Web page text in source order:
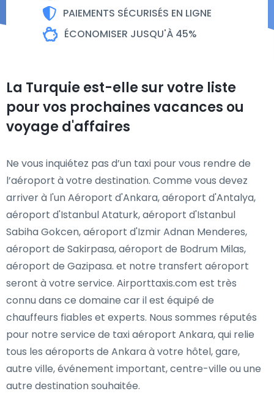
PAIEMENTS SÉCURISÉS EN LIGNE
ÉCONOMISER JUSQU'À 45%
La Turquie est-elle sur votre liste
pour vos prochaines vacances ou
voyage d'affaires
Ne vous inquiétez pas d’un taxi pour vous rendre de
l’aéroport à votre destination. Comme vous devez
arriver à l'un Aéroport d'Ankara, aéroport d'Antalya,
aéroport d'Istanbul Ataturk, aéroport d'Istanbul
Sabiha Gokcen, aéroport d'Izmir Adnan Menderes,
aéroport de Sakirpasa, aéroport de Bodrum Milas,
aéroport de Gazipasa. et notre transfert aéroport
seront à votre service. Airporttaxis.com est très
connu dans ce domaine car il est équipé de
chauffeurs fiables et experts. Nous sommes réputés
pour notre service de taxi aéroport Ankara, qui relie
tous les aéroports de Ankara à votre hôtel, gare,
autre ville, événement important, centre-ville ou une
autre destination souhaitée.